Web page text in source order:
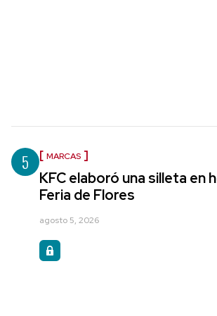
5 MARCAS
KFC elaboró una silleta en
Feria de Flores
agosto 5, 2026